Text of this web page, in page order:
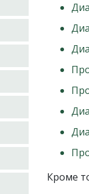
Кроме